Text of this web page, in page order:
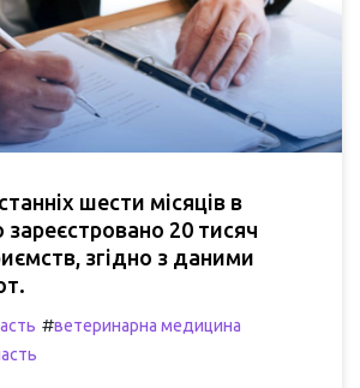
шести місяців в
зареєстровано 20 тисяч
згідно з даними
#ветеринарна медицина